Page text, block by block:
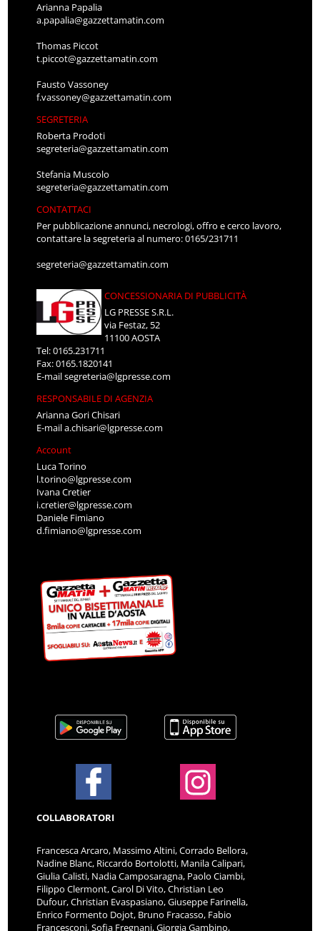
Arianna Papalia
a.papalia@gazzettamatin.com
Thomas Piccot
t.piccot@gazzettamatin.com
Fausto Vassoney
f.vassoney@gazzettamatin.com
SEGRETERIA
Roberta Prodoti
segreteria@gazzettamatin.com
Stefania Muscolo
segreteria@gazzettamatin.com
CONTATTACI
Per pubblicazione annunci, necrologi, offro e cerco lavoro,
contattare la segreteria al numero: 0165/231711
segreteria@gazzettamatin.com
CONCESSIONARIA DI PUBBLICITÀ
LG PRESSE S.R.L.
via Festaz, 52
11100 AOSTA
Tel: 0165.231711
Fax: 0165.1820141
E-mailsegreteria@lgpresse.com
RESPONSABILE DI AGENZIA
Arianna Gori Chisari
E-maila.chisari@lgpresse.com
Account
Luca Torino
l.torino@lgpresse.com
Ivana Cretier
i.cretier@lgpresse.com
Daniele Fimiano
d.fimiano@lgpresse.com
COLLABORATORI
Francesca Arcaro, Massimo Altini, Corrado Bellora,
Nadine Blanc, Riccardo Bortolotti, Manila Calipari,
Giulia Calisti, Nadia Camposaragna, Paolo Ciambi,
Filippo Clermont, Carol Di Vito, Christian Leo
Dufour, Christian Evaspasiano, Giuseppe Farinella,
Enrico Formento Dojot, Bruno Fracasso, Fabio
Francesconi, Sofia Fregnani, Giorgia Gambino,